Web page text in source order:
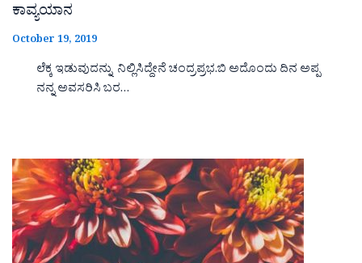
ಕಾವ್ಯಯಾನ
October 19, 2019
ಲೆಕ್ಕ ಇಡುವುದನ್ನು ನಿಲ್ಲಿಸಿದ್ದೇನೆ ಚಂದ್ರಪ್ರಭ.ಬಿ ಅದೊಂದು ದಿನ ಅಪ್ಪ
ನನ್ನ ಅವಸರಿಸಿ ಬರ…